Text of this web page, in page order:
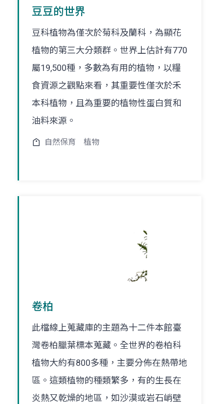
豆豆的世界
豆科植物為僅次於菊科及蘭科，為顯花
植物的第三大分類群。世界上估計有770
屬19,500種，多數為有用的植物，以糧
食資源之觀點來看，其重要性僅次於禾
本科植物，且為重要的植物性蛋白質和
油料來源。
自然保育 植物
卷柏
此檔線上蒐藏庫的主題為十二件本館臺
灣卷柏臘葉標本蒐藏。全世界的卷柏科
植物大約有800多種，主要分佈在熱帶地
區。這類植物的種類繁多，有的生長在
炎熱又乾燥的地區，如沙漠或岩石峭壁